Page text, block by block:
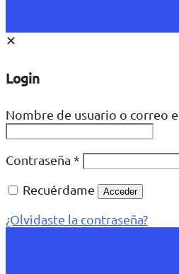
✕
Login
Nombre de usuario o correo
Contraseña *
Recuérdame
Acceder
¿Olvidaste la contraseña?